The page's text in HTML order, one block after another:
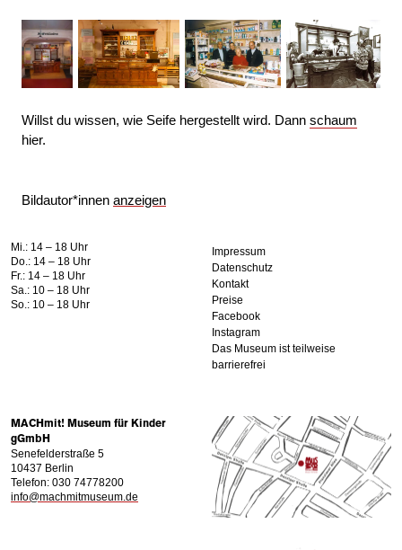
Willst du wissen, wie Seife hergestellt wird. Dann schaum
hier.
Bildautor*innen anzeigen
Mi.: 14 – 18 Uhr
Do.: 14 – 18 Uhr
Fr.: 14 – 18 Uhr
Sa.: 10 – 18 Uhr
So.: 10 – 18 Uhr
Impressum
Datenschutz
Kontakt
Preise
Facebook
Instagram
Das Museum ist teilweise
barrierefrei
MACHmit! Museum für Kinder
gGmbH
Senefelderstraße 5
10437 Berlin
Telefon: 030 74778200
info@machmitmuseum.de